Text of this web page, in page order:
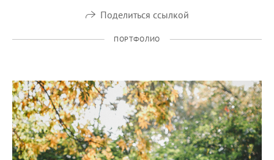
Поделиться ссылкой
ПОРТФОЛИО